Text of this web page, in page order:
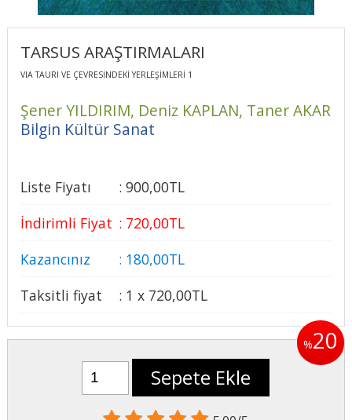
TARSUS ARAŞTIRMALARI
VIA TAURI VE ÇEVRESİNDEKİ YERLEŞİMLERİ 1
Şener YILDIRIM, Deniz KAPLAN, Taner AKAR
Bilgin Kültür Sanat
Liste Fiyatı : 900,00TL
İndirimli Fiyat : 720,00TL
Kazancınız
: 180,00TL
Taksitli fiyat
: 1 x 720,00TL
%20
Sepete Ekle